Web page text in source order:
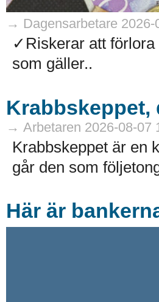
→ Dagensarbetare 2026-
✓Riskerar att
som gäller..
Krabbskeppet,
→ Arbetaren 2026-08-07
Krabbskeppet är en
går den som
Här är